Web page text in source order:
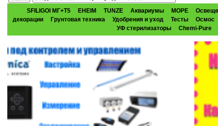
SFILIGOI МГ+Т5 EHEIM TUNZE Аквариумы МОРЕ
декорации
Грунтовая техника Удобрения и уход Тесты
Осмос
УФ стерилизаторы
Chemi-Pure